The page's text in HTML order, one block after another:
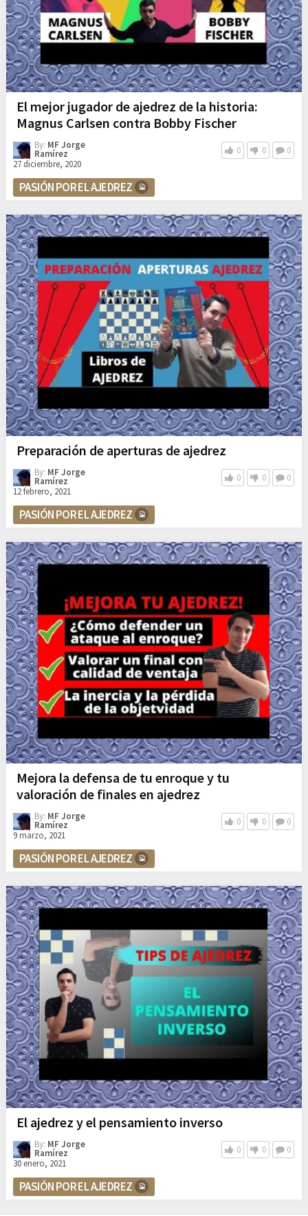
El mejor jugador de ajedrez de la historia:
Magnus Carlsen contra Bobby Fischer
By: MF Jorge
Ramírez
27 diciembre, 2020
0 0 0
PASIÓN POR EL AJEDREZ
Preparación de aperturas de ajedrez
By: MF Jorge
Ramírez
12 febrero, 2021
0 0 0
PASIÓN POR EL AJEDREZ
Mejora la defensa de tu enroque y tu
valoración de finales en ajedrez
By: MF Jorge
Ramírez
9 marzo, 2021
0 0 0
PASIÓN POR EL AJEDREZ
El ajedrez y el pensamiento inverso
By: MF Jorge
Ramírez
30 enero, 2021
0 0 0
PASIÓN POR EL AJEDREZ